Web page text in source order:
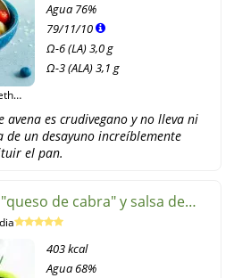
Agua 76%
79/11/10
Ω-6 (LA) 3,0 g
Ω-3 (ALA) 3,1 g
avena es crudivegano y no lleva ni
de un desayuno increíblemente
el pan.
de cabra" y salsa de
403 kcal
Agua68%